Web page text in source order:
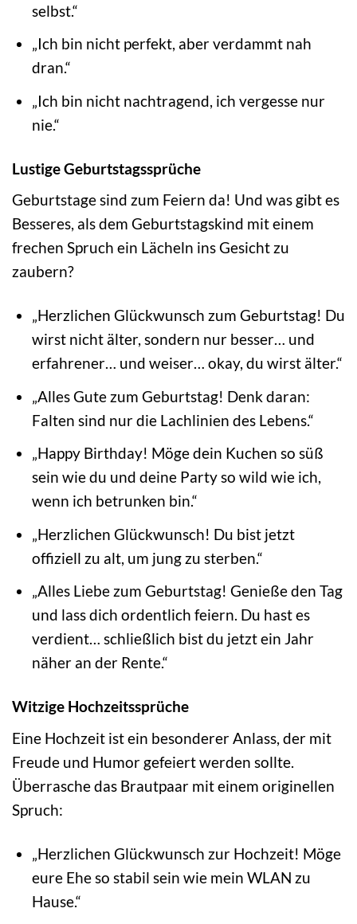
selbst.“
„Ich bin nicht perfekt, aber verdammt nah
dran.“
„Ich bin nicht nachtragend, ich vergesse nur
nie.“
Lustige Geburtstagssprüche
Geburtstage sind zum Feiern da! Und was gibt es
Besseres, als dem Geburtstagskind mit einem
frechen Spruch ein Lächeln ins Gesicht zu
zaubern?
„Herzlichen Glückwunsch zum Geburtstag! Du
wirst nicht älter, sondern nur besser… und
erfahrener… und weiser… okay, du wirst älter.“
„Alles Gute zum Geburtstag! Denk daran:
Falten sind nur die Lachlinien des Lebens.“
„Happy Birthday! Möge dein Kuchen so süß
sein wie du und deine Party so wild wie ich,
wenn ich betrunken bin.“
„Herzlichen Glückwunsch! Du bist jetzt
offiziell zu alt, um jung zu sterben.“
„Alles Liebe zum Geburtstag! Genieße den Tag
und lass dich ordentlich feiern. Du hast es
verdient… schließlich bist du jetzt ein Jahr
näher an der Rente.“
Witzige Hochzeitssprüche
Eine Hochzeit ist ein besonderer Anlass, der mit
Freude und Humor gefeiert werden sollte.
Überrasche das Brautpaar mit einem originellen
Spruch:
„Herzlichen Glückwunsch zur Hochzeit! Möge
eure Ehe so stabil sein wie mein WLAN zu
Hause.“